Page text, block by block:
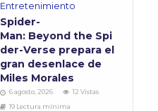
Entretenimiento
Spider-
Man: Beyond the Spi
der-Verse prepara el
gran desenlace de
Miles Morales
6 agosto, 2026
12 Vistas
19 Lectura mínima